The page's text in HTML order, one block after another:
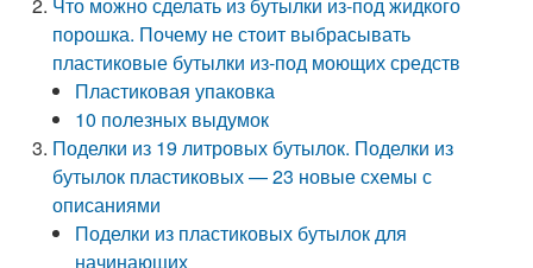
порошка. Почему не стоит выбрасывать
пластиковые бутылки из-под моющих средств
Пластиковая упаковка
10 полезных выдумок
Поделки из 19 литровых бутылок. Поделки из
бутылок пластиковых — 23 новые схемы с
описаниями
Поделки из пластиковых бутылок для
начинающих